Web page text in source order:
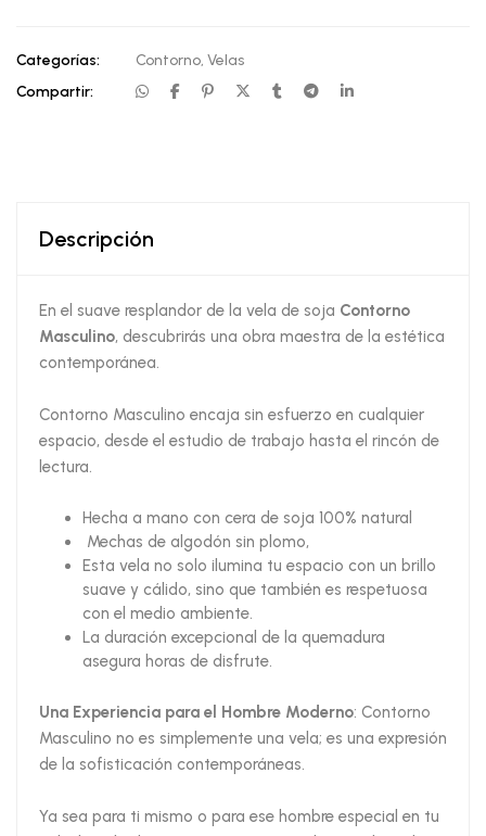
Categorías: Contorno, Velas
Compartir:
Descripción
En el suave resplandor de la vela de soja Contorno
Masculino, descubrirás una obra maestra de la estética
contemporánea.
Contorno Masculino encaja sin esfuerzo en cualquier
espacio, desde el estudio de trabajo hasta el rincón de
lectura.
Hecha a mano con cera de soja 100% natural
Mechas de algodón sin plomo,
Esta vela no solo ilumina tu espacio con un brillo
suave y cálido, sino que también es respetuosa
con el medio ambiente.
La duración excepcional de la quemadura
asegura horas de disfrute.
Una Experiencia para el Hombre Moderno: Contorno
Masculino no es simplemente una vela; es una expresión
de la sofisticación contemporáneas.
Ya sea para ti mismo o para ese hombre especial en tu